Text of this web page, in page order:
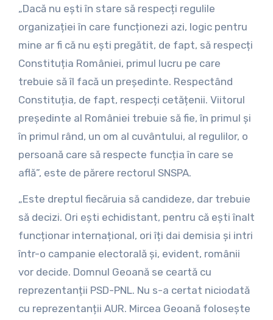
„Dacă nu ești în stare să respecți regulile
organizației în care funcționezi azi, logic pentru
mine ar fi că nu ești pregătit, de fapt, să respecți
Constituția României, primul lucru pe care
trebuie să îl facă un președinte. Respectând
Constituția, de fapt, respecți cetățenii. Viitorul
președinte al României trebuie să fie, în primul și
în primul rând, un om al cuvântului, al regulilor, o
persoană care să respecte funcția în care se
află”, este de părere rectorul SNSPA.
„Este dreptul fiecăruia să candideze, dar trebuie
să decizi. Ori ești echidistant, pentru că ești înalt
funcționar internațional, ori îți dai demisia și intri
într-o campanie electorală și, evident, românii
vor decide. Domnul Geoană se ceartă cu
reprezentanții PSD-PNL. Nu s-a certat niciodată
cu reprezentanții AUR. Mircea Geoană folosește